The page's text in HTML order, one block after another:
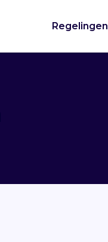
Regelingen